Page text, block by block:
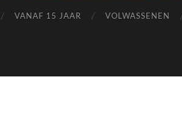
VANAF 15 JAAR VOLWASSENEN